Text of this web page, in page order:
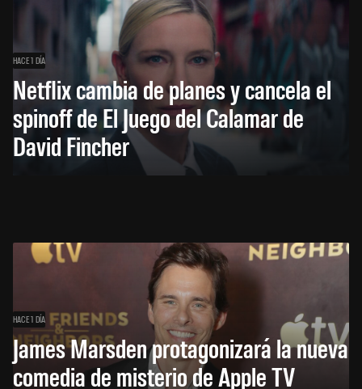
HACE 1 DÍA
Netflix cambia de planes y cancela el
spinoff de El Juego del Calamar de
David Fincher
HACE 1 DÍA
James Marsden protagonizará la nueva
comedia de misterio de Apple TV